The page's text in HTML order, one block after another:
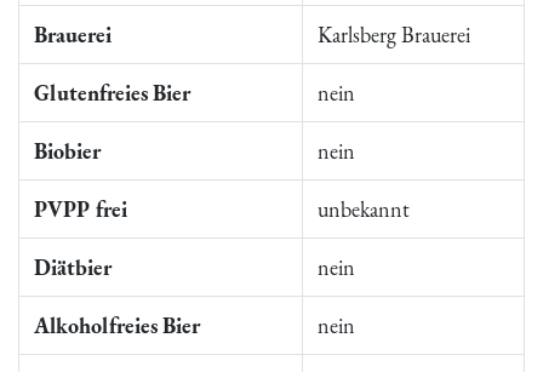
Brauerei Karlsberg Brauerei
Glutenfreies Bier nein
Biobier nein
PVPP frei unbekannt
Diätbier nein
Alkoholfreies Bier nein